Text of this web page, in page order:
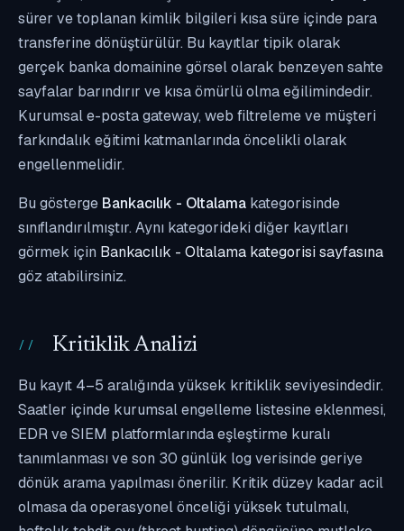
sürer ve toplanan kimlik bilgileri kısa süre içinde para
transferine dönüştürülür. Bu kayıtlar tipik olarak
gerçek banka domainine görsel olarak benzeyen sahte
sayfalar barındırır ve kısa ömürlü olma eğilimindedir.
Kurumsal e-posta gateway, web filtreleme ve müşteri
farkındalık eğitimi katmanlarında öncelikli olarak
engellenmelidir.
Bu gösterge Bankacılık - Oltalama kategorisinde
sınıflandırılmıştır. Aynı kategorideki diğer kayıtları
görmek için Bankacılık - Oltalama kategorisi sayfasına
göz atabilirsiniz.
Kritiklik Analizi
Bu kayıt 4–5 aralığında yüksek kritiklik seviyesindedir.
Saatler içinde kurumsal engelleme listesine eklenmesi,
EDR ve SIEM platformlarında eşleştirme kuralı
tanımlanması ve son 30 günlük log verisinde geriye
dönük arama yapılması önerilir. Kritik düzey kadar acil
olmasa da operasyonel önceliği yüksek tutulmalı,